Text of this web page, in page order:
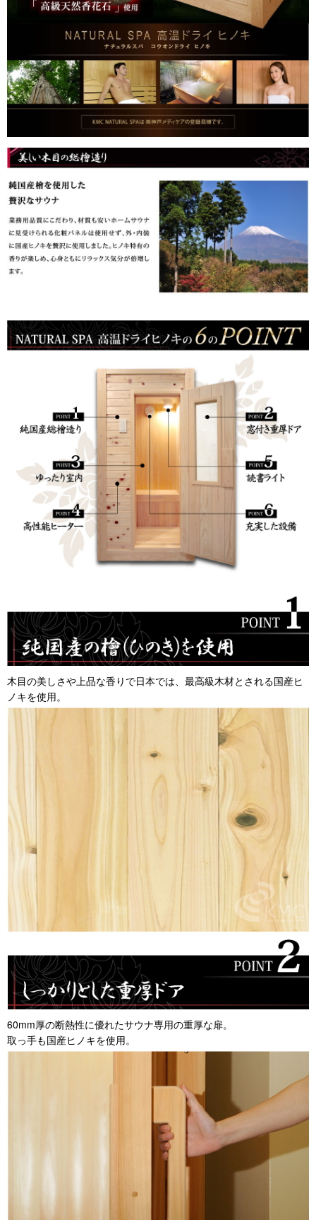
木目の美しさや上品な香りで日本では、最高級木材とされる国産ヒ
ノキを使用。
60mm厚の断熱性に優れたサウナ専用の重厚な扉。
取っ手も国産ヒノキを使用。